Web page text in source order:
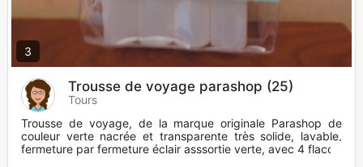
3
Trousse de voyage parashop (25)
Tours
Trousse de voyage, de la marque originale Parashop de
couleur verte nacrée et transparente très solide, lavable,
fermeture par fermeture éclair asssortie verte, avec 4 flacon